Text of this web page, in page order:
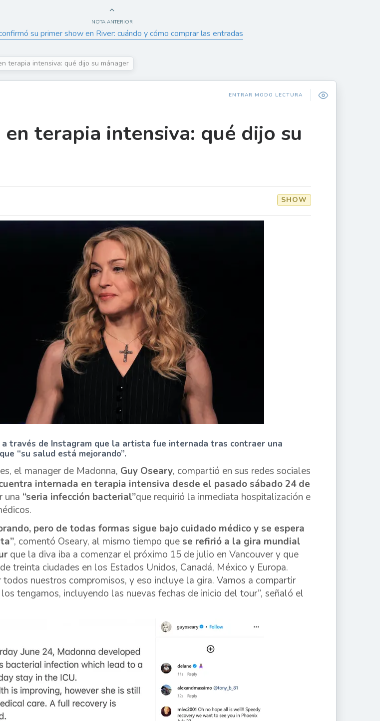
NOTA ANTERIOR
su primer show en River: cuándo y cómo comprar las entradas
terapia intensiva: qué dijo su mánager
ENTRAR MODO LECTURA
terapia intensiva: qué dijo su
SHOW
a través de Instagram que la artista fue internada tras contraer una
“su salud está mejorando”.
el manager de Madonna, Guy Oseary, compartió en sus redes sociales
internada en terapia intensiva desde el pasado sábado 24 de
una “seria infección bacterial”que requirió la inmediata hospitalización e
pero de todas formas sigue bajo cuidado médico y se espera
, comentó Oseary, al mismo tiempo que se refirió a la gira mundial
que la diva iba a comenzar el próximo 15 de julio en Vancouver y que
treinta ciudades en los Estados Unidos, Canadá, México y Europa.
todos nuestros compromisos, y eso incluye la gira. Vamos a compartir
tengamos, incluyendo las nuevas fechas de inicio del tour”, señaló el